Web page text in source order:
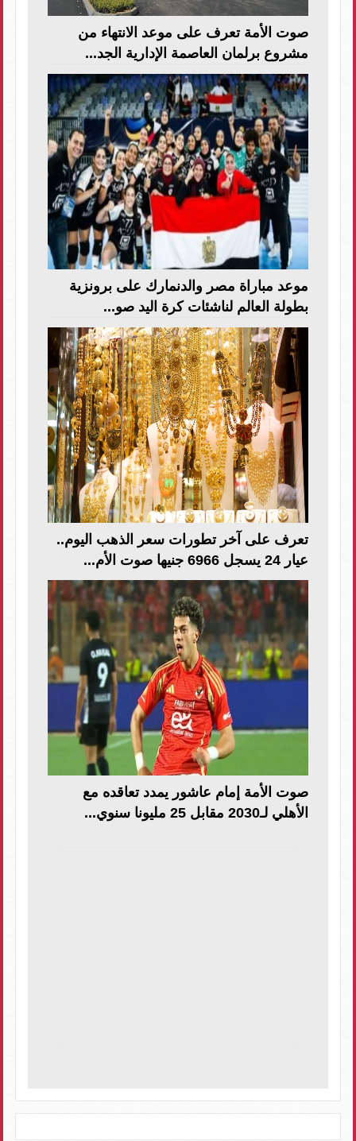
صوت الأمة تعرف على موعد الانتهاء من
مشروع برلمان العاصمة الإدارية الجد...
موعد مباراة مصر والدنمارك على برونزية
بطولة العالم لناشئات كرة اليد صو...
تعرف على آخر تطورات سعر الذهب اليوم..
عيار 24 يسجل 6966 جنيها صوت الأم...
صوت الأمة إمام عاشور يمدد تعاقده مع
الأهلي لـ2030 مقابل 25 مليونا سنوي...